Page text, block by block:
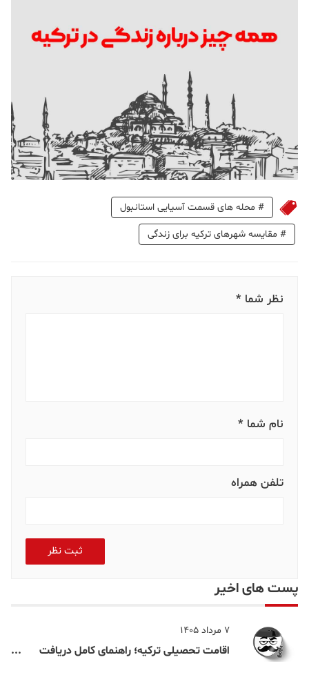
# محله های قسمت آسیایی استانبول
# مقایسه شهرهای ترکیه برای زندگی
نظر شما *
نام شما *
تلفن همراه
ثبت نظر
پست های اخیر
7 مرداد 1405
اقامت تحصیلی ترکیه؛ راهنمای کامل دریافت